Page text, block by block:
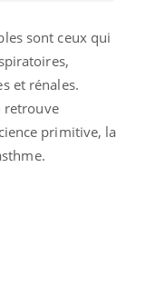
sont ceux qui
et rénales.
retrouve
primitive, la